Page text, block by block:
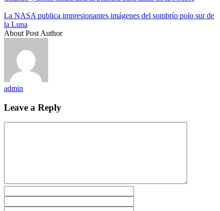
La NASA publica impresionantes imágenes del sombrío polo sur de
la Luna
About Post Author
admin
Leave a Reply